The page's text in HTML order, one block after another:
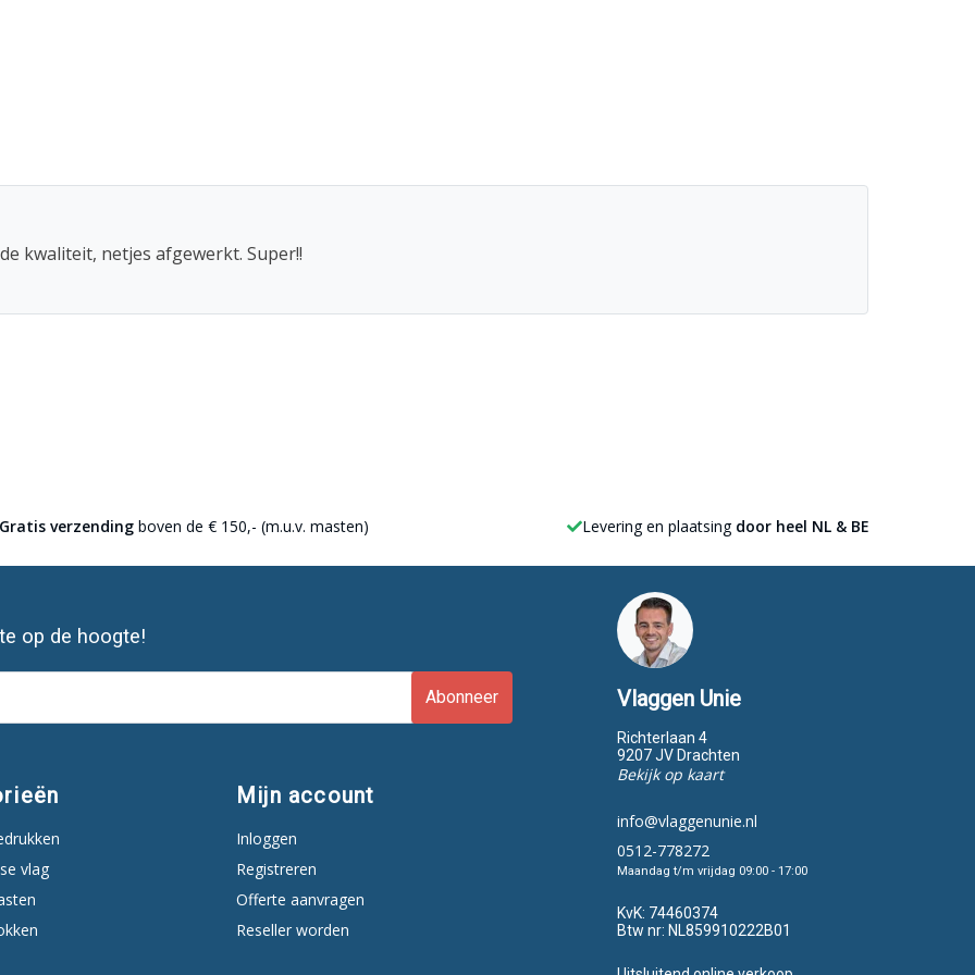
de vlag. Hieronder vind je een
met koord en lusje
met clips
die je nodig hebt.
kwaliteit, netjes afgewerkt. Super!!
Gratis verzending boven de € 150,- (m.u.v. masten) Levering en plaatsing door heel NL & BE
op de hoogte!
Abonneer
vlag
Mijn account
Inloggen
Registreren
Offerte aanvragen
Reseller worden
Vlaggen Unie
Richterlaan 4
9207 JV Drachten
Bekijk op kaart
info@vlaggenunie.nl
0512-778272
Maandag t/m vrijdag 09:00 - 17:00
KvK: 74460374
Btw nr: NL859910222B01